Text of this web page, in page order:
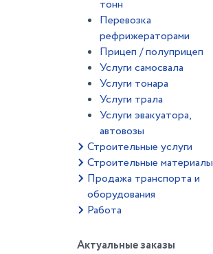
тонн
Перевозка
рефрижераторами
Прицеп / полуприцеп
Услуги самосвала
Услуги тонара
Услуги трала
Услуги эвакуатора,
автовозы
Строительные услуги
Строительные материалы
Продажа транспорта и
оборудования
Работа
Актуальные заказы